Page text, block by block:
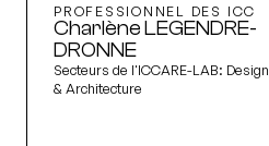
PROFESSIONNEL DES ICC
Charlène LEGENDRE-
DRONNE
Secteurs de l'ICCARE-LAB: Design
& Architecture